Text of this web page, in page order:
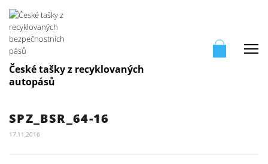
České tašky z recyklovaných
autopásů
SPZ_BSR_64-16
17.11.2016